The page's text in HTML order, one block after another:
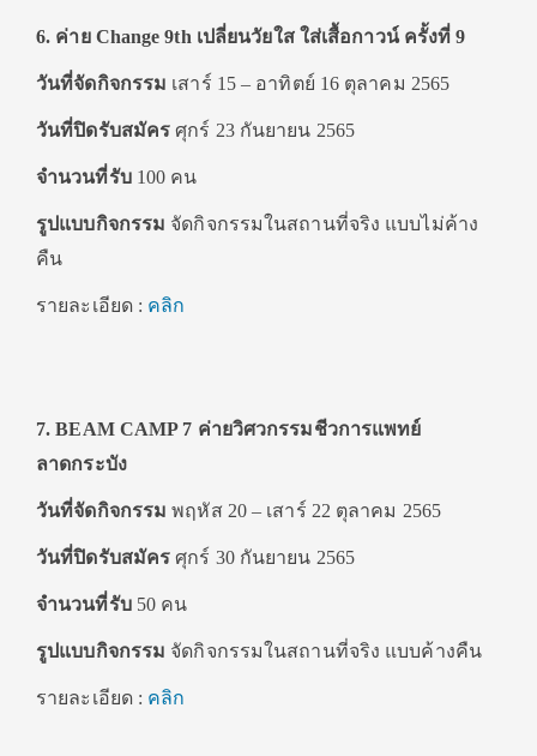
6. ค่าย Change 9th เปลี่ยนวัยใส ใส่เสื้อกาวน์ ครั้งที่ 9
วันที่จัดกิจกรรม เสาร์ 15 – อาทิตย์ 16 ตุลาคม 2565
วันที่ปิดรับสมัคร ศุกร์ 23 กันยายน 2565
จำนวนที่รับ100 คน
รูปแบบกิจกรรม จัดกิจกรรมในสถานที่จริง แบบไม่ค้าง
คืน
รายละเอียด : คลิก
7. BEAM CAMP 7 ค่ายวิศวกรรมชีวการแพทย์
ลาดกระบัง
วันที่จัดกิจกรรม พฤหัส 20 – เสาร์ 22 ตุลาคม 2565
วันที่ปิดรับสมัคร ศุกร์ 30 กันยายน 2565
จำนวนที่รับ50 คน
รูปแบบกิจกรรม จัดกิจกรรมในสถานที่จริง แบบค้างคืน
รายละเอียด : คลิก